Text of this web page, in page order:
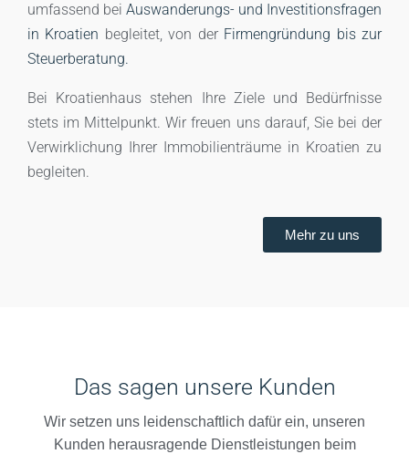
umfassend bei Auswanderungs- und Investitionsfragen
in Kroatien begleitet, von der Firmengründung bis zur
Steuerberatung.
Bei Kroatienhaus stehen Ihre Ziele und Bedürfnisse
stets im Mittelpunkt. Wir freuen uns darauf, Sie bei der
Verwirklichung Ihrer Immobilienträume in Kroatien zu
begleiten.
Mehr zu uns
Das sagen unsere Kunden
Wir setzen uns leidenschaftlich dafür ein, unseren
Kunden herausragende Dienstleistungen beim